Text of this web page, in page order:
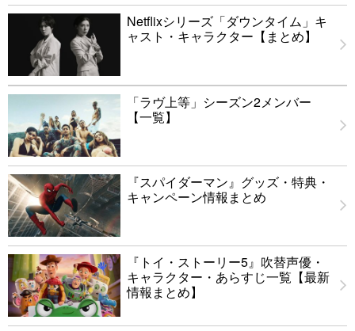
Netflixシリーズ「ダウンタイム」キ
ャスト・キャラクター【まとめ】
「ラヴ上等」シーズン2メンバー
【一覧】
『スパイダーマン』グッズ・特典・
キャンペーン情報まとめ
『トイ・ストーリー5』吹替声優・
キャラクター・あらすじ一覧【最新
情報まとめ】